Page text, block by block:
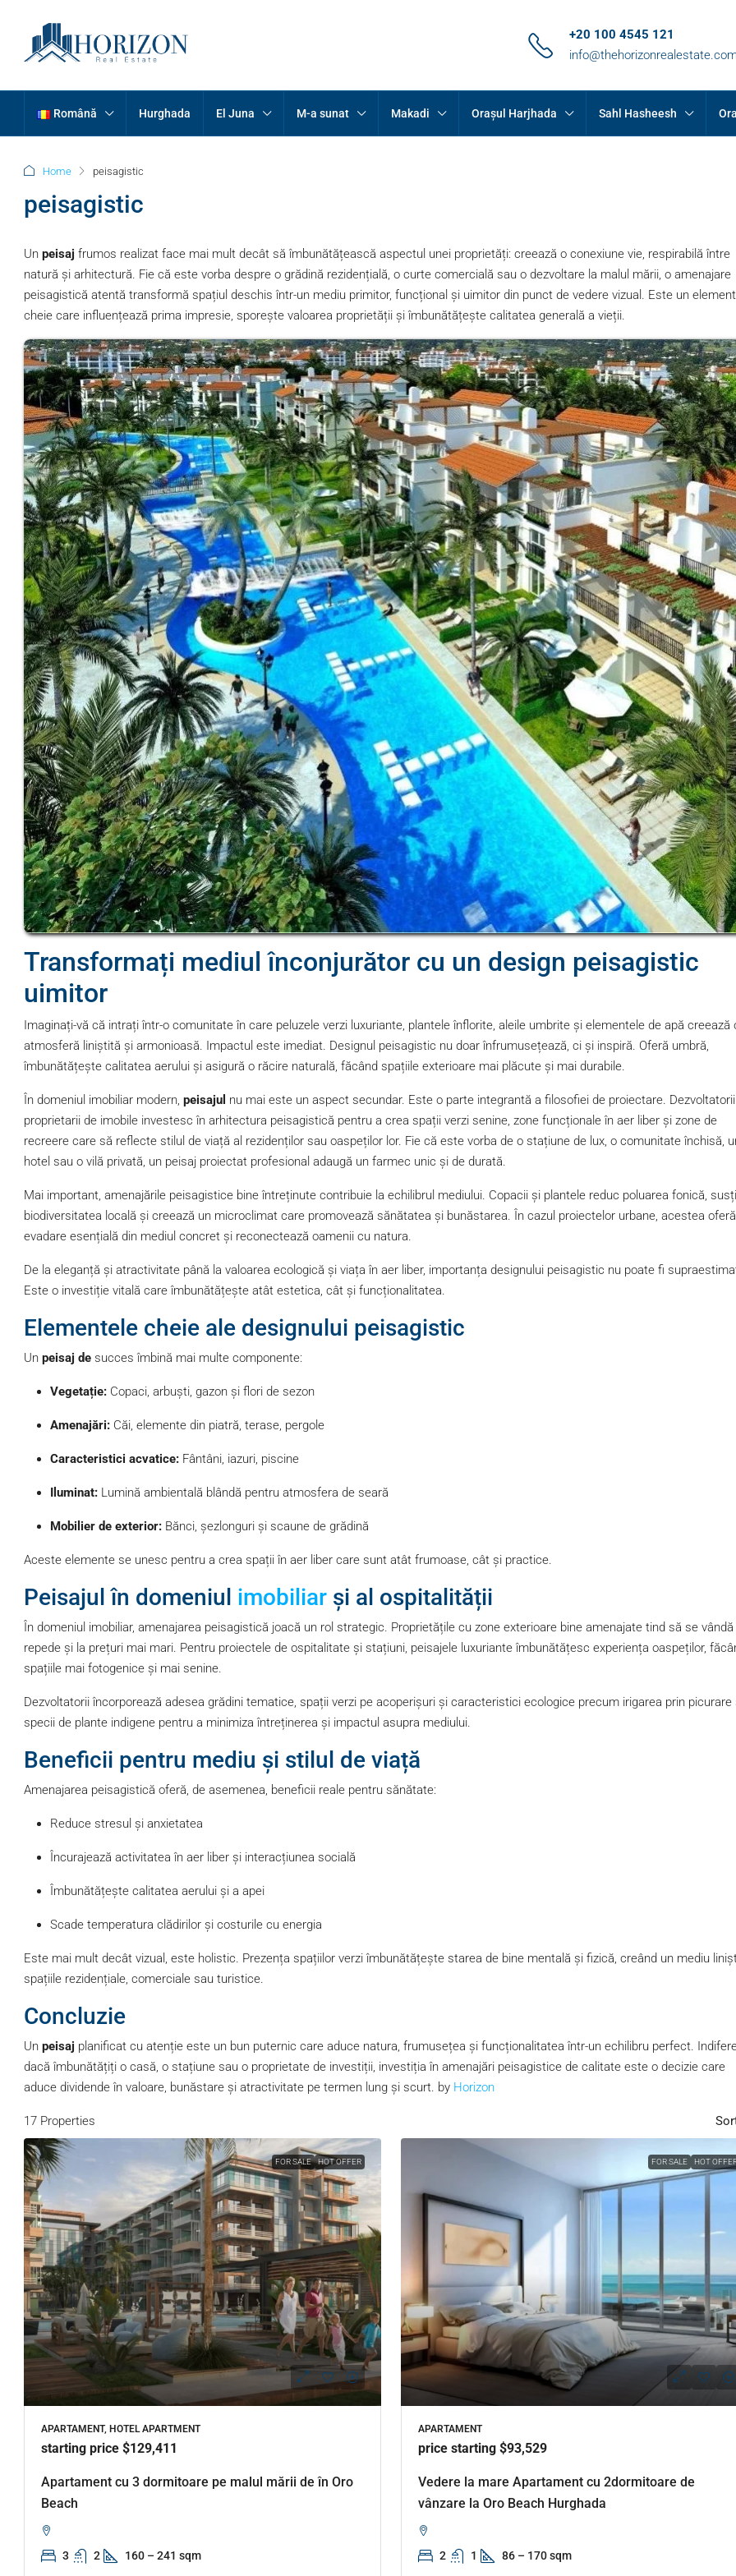
+20 100 4545 121
Română Hurghada El Juna M-a sunat Makadi Orașul Harjhada Sahl Hasheesh
Home peisagistic
peisagistic
Un peisaj frumos realizat face mai mult decât să îmbunătățească aspectul unei proprietăți: creează o conexiune vie, respirabilă între
natură și arhitectură. Fie că este vorba despre o grădină rezidențială, o curte comercială sau o dezvoltare la malul mării, o amenajare
peisagistică atentă transformă spațiul deschis într-un mediu primitor, funcțional și uimitor din punct de vedere vizual. Este un element
cheie care influențează prima impresie, sporește valoarea proprietății și îmbunătățește calitatea generală a vieții.
Transformați mediul înconjurător cu un design peisagistic
uimitor
Imaginați-vă că intrați într-o comunitate în care peluzele verzi luxuriante, plantele înflorite, aleile umbrite și elementele de apă creează
atmosferă liniștită și armonioasă. Impactul este imediat. Designul peisagistic nu doar înfrumusețează, ci și inspiră. Oferă umbră,
îmbunătățește calitatea aerului și asigură o răcire naturală, făcând spațiile exterioare mai plăcute și mai durabile.
În domeniul imobiliar modern, peisajul nu mai este un aspect secundar. Este o parte integrantă a filosofiei de proiectare.
proprietarii de imobile investesc în arhitectura peisagistică pentru a crea spații verzi senine, zone funcționale în aer liber și zone de
recreere care să reflecte stilul de viață al rezidenților sau oaspeților lor. Fie că este vorba de o stațiune de lux, o comunitate închisă,
hotel sau o vilă privată, un peisaj proiectat profesional adaugă un farmec unic și de durată.
Mai important, amenajările peisagistice bine întreținute contribuie la echilibrul mediului. Copacii și plantele reduc poluarea fonică,
biodiversitatea locală și creează un microclimat care promovează sănătatea și bunăstarea. În cazul proiectelor urbane, acestea
evadare esențială din mediul concret și reconectează oamenii cu natura.
De la eleganță și atractivitate până la valoarea ecologică și viața în aer liber, importanța designului peisagistic nu poate fi
Este o investiție vitală care îmbunătățește atât estetica, cât și funcționalitatea.
Elementele cheie ale designului peisagistic
Un peisaj de succes îmbină mai multe componente:
Vegetație: Copaci, arbuști, gazon și flori de sezon
Amenajări: Căi, elemente din piatră, terase, pergole
Caracteristici acvatice: Fântâni, iazuri, piscine
Iluminat: Lumină ambientală blândă pentru atmosfera de seară
Mobilier de exterior: Bănci, șezlonguri și scaune de grădină
Aceste elemente se unesc pentru a crea spații în aer liber care sunt atât frumoase, cât și practice.
Peisajul în domeniul imobiliar și al ospitalității
În domeniul imobiliar, amenajarea peisagistică joacă un rol strategic. Proprietățile cu zone exterioare bine amenajate tind să se
repede și la prețuri mai mari. Pentru proiectele de ospitalitate și stațiuni, peisajele luxuriante îmbunătățesc experiența oaspeților,
spațiile mai fotogenice și mai senine.
Dezvoltatorii încorporează adesea grădini tematice, spații verzi pe acoperișuri și caracteristici ecologice precum irigarea prin picurare
specii de plante indigene pentru a minimiza întreținerea și impactul asupra mediului.
Beneficii pentru mediu și stilul de viață
Amenajarea peisagistică oferă, de asemenea, beneficii reale pentru sănătate:
Reduce stresul și anxietatea
Încurajează activitatea în aer liber și interacțiunea socială
Îmbunătățește calitatea aerului și a apei
Scade temperatura clădirilor și costurile cu energia
Este mai mult decât vizual, este holistic. Prezența spațiilor verzi îmbunătățește starea de bine mentală și fizică, creând un mediu
spațiile rezidențiale, comerciale sau turistice.
Concluzie
Un peisaj planificat cu atenție este un bun puternic care aduce natura, frumusețea și funcționalitatea într-un echilibru perfect.
dacă îmbunătățiți o casă, o stațiune sau o proprietate de investiții, investiția în amenajări peisagistice de calitate este o decizie care
aduce dividende în valoare, bunăstare și atractivitate pe termen lung și scurt. by Horizon
17 Properties
FOR SALE HOT OFFER
APARTAMENT, HOTEL APARTMENT
starting price $129,411
Apartament cu 3 dormitoare pe malul mării de în Oro
Beach
3 2 160 – 241 sqm
FOR SALE HOT
APARTAMENT
price starting $93,529
Vedere la mare Apartament cu 2dormitoare de
vânzare la Oro Beach Hurghada
2 1 86 – 170 sqm